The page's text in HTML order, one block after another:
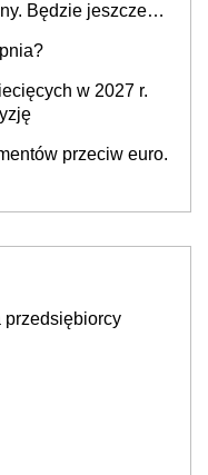
Będzie jeszcze
w 2027 r.
przeciw euro.
przedsiębiorcy